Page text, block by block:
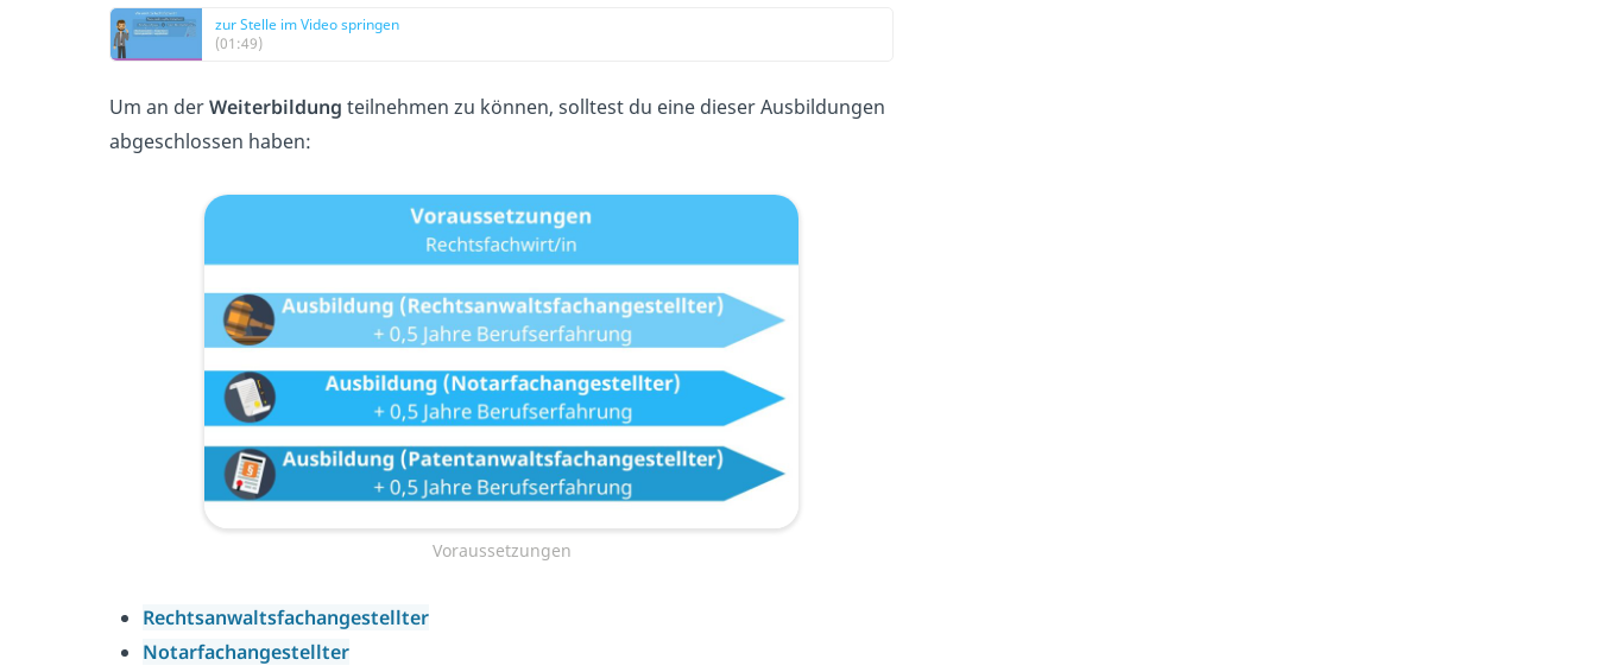
zur Stelle im Video springen
(01:49)
Um an derWeiterbildung teilnehmen zu können, solltest du eine dieser Ausbildungen
abgeschlossen haben:
Voraussetzungen
Rechtsanwaltsfachangestellter
Notarfachangestellter